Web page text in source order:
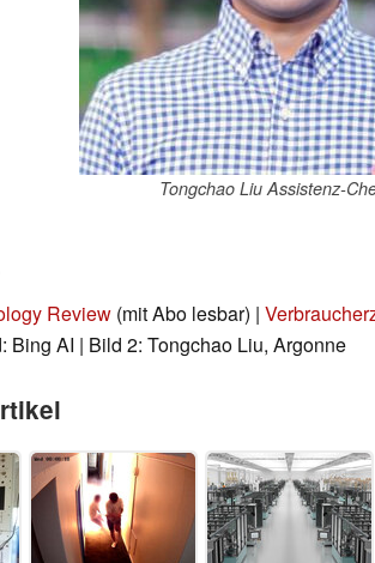
Tongchao Liu Assistenz-
Review (mit Abo lesbar) |
Bing AI | Bild 2: Tongchao Liu, Argonne